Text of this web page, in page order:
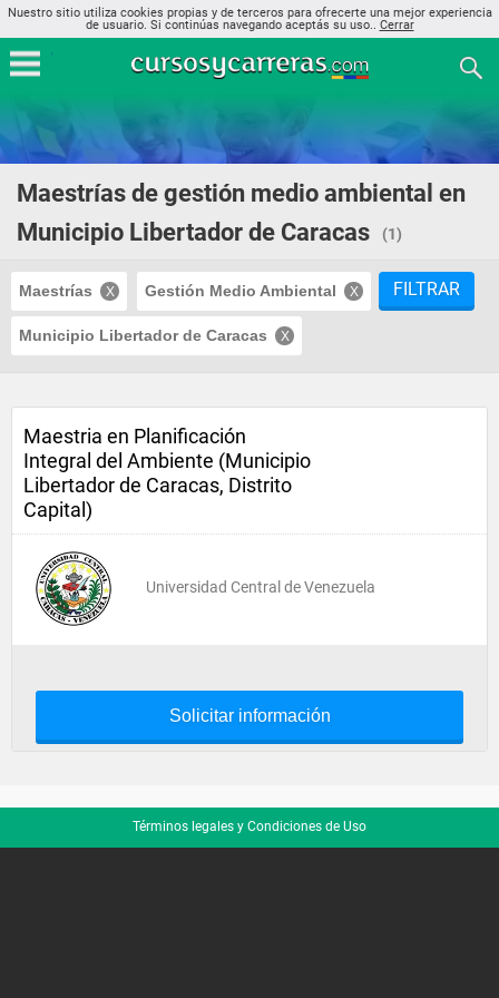
Nuestro sitio utiliza cookies propias y de terceros para ofrecerte una mejor experiencia
de usuario. Si continúas navegando aceptás su uso.. Cerrar
Maestrías de gestión medio ambiental en
Municipio Libertador de Caracas
(1)
Maestrías Gestión Medio Ambiental
Municipio Libertador de Caracas
FILTRAR
Maestria en Planificación
Integral del Ambiente (Municipio
Libertador de Caracas, Distrito
Capital)
Universidad Central de Venezuela
Solicitar información
Términos legales y Condiciones de Uso